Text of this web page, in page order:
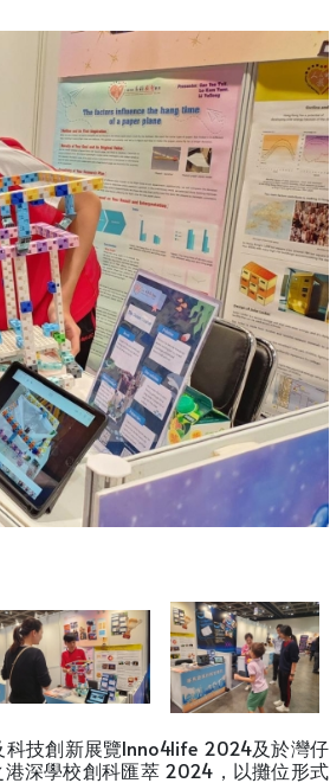
科技創新展覽Inno4life 2024及於灣仔
深學校創科匯萃 2024，以攤位形式